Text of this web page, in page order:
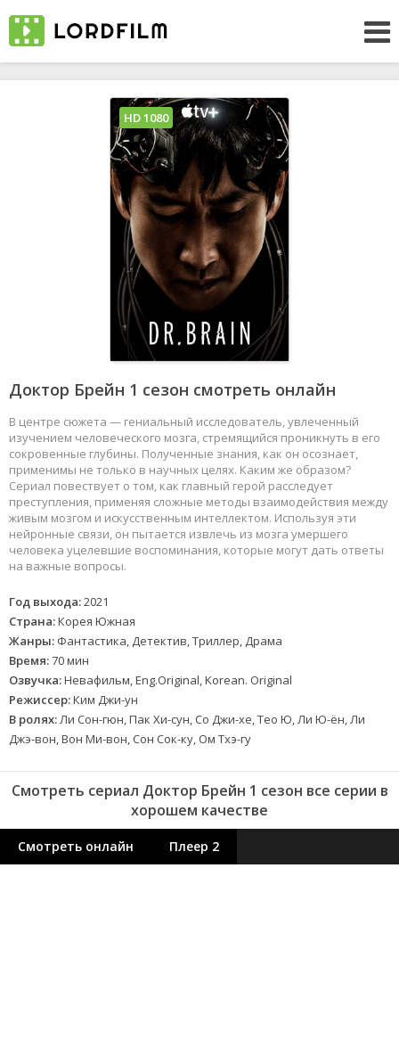
Доктор Брейн 1 сезон смотреть онлайн
В центре сюжета — гениальный исследователь, увлеченный
изучением человеческого мозга, стремящийся проникнуть в его
сокровенные глубины. Полученные знания, как он осознает,
применимы не только в научных целях. Каким же образом?
Сериал повествует о том, как главный герой расследует
преступления, применяя сложные методы взаимодействия между
живым мозгом и искусственным интеллектом. Используя эти
нейронные связи, он пытается извлечь из мозга умершего
человека уцелевшие воспоминания, которые могут дать ответы
на важные вопросы.
Год выхода:2021
Страна:Корея Южная
Жанры: Фантастика, Детектив, Триллер, Драма
Время:70 мин
Озвучка:Невафильм, Eng.Original, Korean. Original
Режиссер:Ким Джи-ун
В ролях:Ли Сон-гюн, Пак Хи-сун, Со Джи-хе, Тео Ю, Ли Ю-ён, Ли
Джэ-вон, Вон Ми-вон, Сон Сок-ку, Ом Тхэ-гу
HD 1080
Смотреть сериал Доктор Брейн 1 сезон все серии в
хорошем качестве
Смотреть онлайн Плеер 2